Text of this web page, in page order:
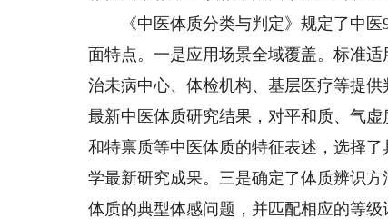
《中医体质分类与判定》规定了中医9
面特点。一是应用场景全域覆盖。标准
治未病中心、体检机构、基层医疗等提
最新中医体质研究结果，对平和质、气
和特禀质等中医体质的特征表述，选择
学最新研究成果。三是确定了体质辨识
体质的典型体感问题，并匹配相应的等